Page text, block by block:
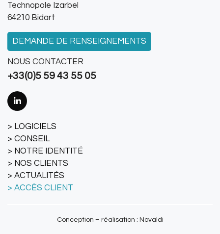
Technopole Izarbel
64210 Bidart
DEMANDE DE RENSEIGNEMENTS
NOUS CONTACTER
+33(0)5 59 43 55 05
LOGICIELS
CONSEIL
NOTRE IDENTITÉ
NOS CLIENTS
ACTUALITÉS
ACCÈS CLIENT
Conception – réalisation : Novaldi